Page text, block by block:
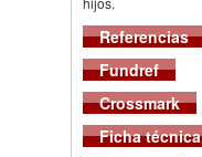
Referencias
Fundref
Crossmark
Ficha técnica